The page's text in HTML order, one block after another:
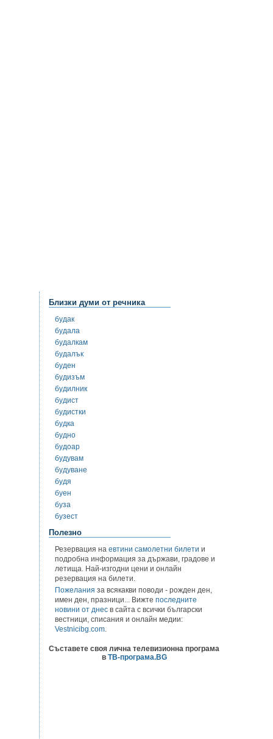
Близки думи от речника
будак
будала
будалкам
будалък
буден
будизъм
будилник
будист
будистки
будка
будно
будоар
будувам
будуване
будя
буен
буза
бузест
Полезно
Резервация на евтини самолетни билети и
подробна информация за държави, градове и
летища. Най-изгодни цени и онлайн
резервация на билети.
Пожелания за всякакви поводи - рожден ден,
имен ден, празници... Вижте последните
новини от днес в сайта с всички български
вестници, списания и онлайн медии:
Vestnicibg.com.
Съставете своя лична телевизионна програма
в ТВ-програма.BG